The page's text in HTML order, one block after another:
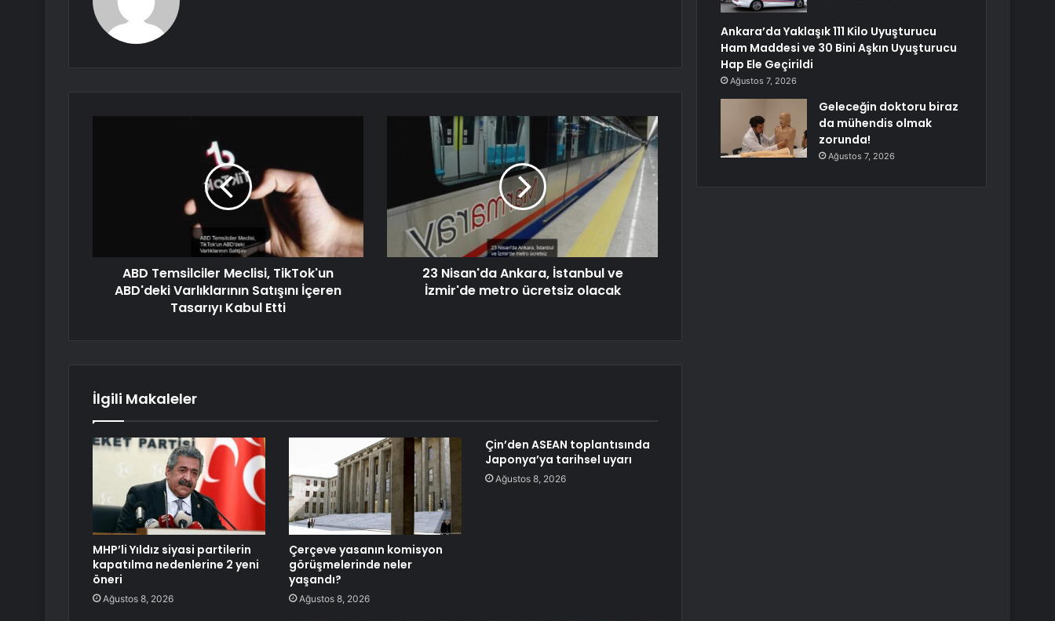
ABD Temsilciler Meclisi, TikTok'un
ABD'deki Varlıklarının Satışını İçeren
Tasarıyı Kabul Etti
23 Nisan'da Ankara, İstanbul ve
İzmir'de metro ücretsiz olacak
İlgili Makaleler
MHP’li Yıldız siyasi partilerin
kapatılma nedenlerine 2 yeni
öneri
Ağustos 8, 2026
Çerçeve yasanın komisyon
görüşmelerinde neler
yaşandı?
Ağustos 8, 2026
Çin’den ASEAN toplantısında
Japonya’ya tarihsel uyarı
Ağustos 8, 2026
Ankara’da Yaklaşık 111 Kilo Uyuşturucu
Ham Maddesi ve 30 Bini Aşkın Uyuşturucu
Hap Ele Geçirildi
Ağustos 7, 2026
Geleceğin doktoru biraz
da mühendis olmak
zorunda!
Ağustos 7, 2026